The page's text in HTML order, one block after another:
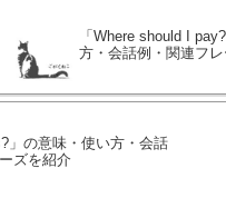
「Where should I
方・会話例・関連フ
」の意味・使い方・会話
ズを紹介